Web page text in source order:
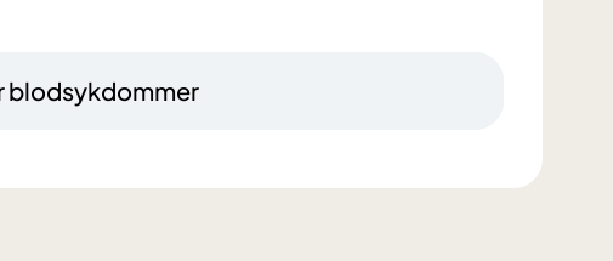
blodsykdommer